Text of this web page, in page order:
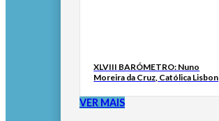
XLVIII BARÓMETRO: Nuno
Moreira da Cruz, Católica Lisbon
VER MAIS